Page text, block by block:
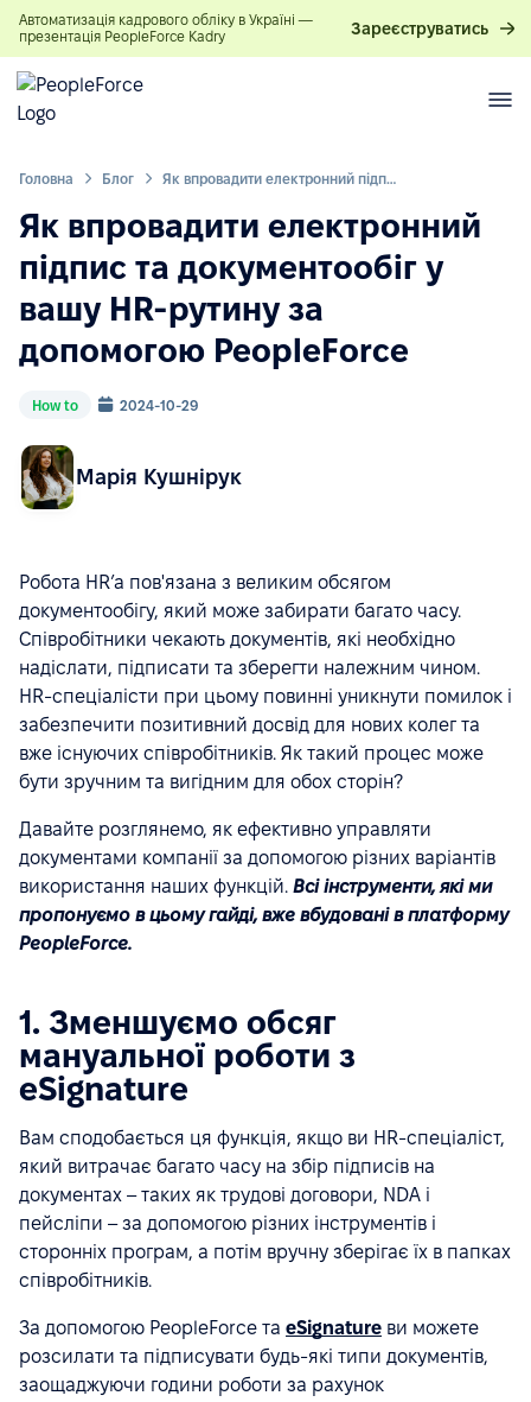
Автоматизація кадрового обліку в Україні —
презентація PeopleForce Kadry
Зареєструватись
Головна Блог Як впровадити електронний підпис та документообіг у вашу HR-рутину за допомогою PeopleForce
Як впровадити електронний
підпис та документообіг у
вашу HR-рутину за
допомогою PeopleForce
How to 2024-10-29
Марія Кушнірук
Робота HR’a пов'язана з великим обсягом
документообігу, який може забирати багато часу.
Співробітники чекають документів, які необхідно
надіслати, підписати та зберегти належним чином.
HR-спеціалісти при цьому повинні уникнути помилок і
забезпечити позитивний досвід для нових колег та
вже існуючих співробітників. Як такий процес може
бути зручним та вигідним для обох сторін?
Давайте розглянемо, як ефективно управляти
документами компанії за допомогою різних варіантів
використання наших функцій. Всі інструменти, які ми
пропонуємо в цьому гайді, вже вбудовані в платформу
PeopleForce.
1. Зменшуємо обсяг
мануальної роботи з
eSignature
Вам сподобається ця функція, якщо ви HR-спеціаліст,
який витрачає багато часу на збір підписів на
документах – таких як трудові договори, NDA і
пейсліпи – за допомогою різних інструментів і
сторонніх програм, а потім вручну зберігає їх в папках
співробітників.
За допомогою PeopleForce та eSignature ви можете
розсилати та підписувати будь-які типи документів,
заощаджуючи години роботи за рахунок